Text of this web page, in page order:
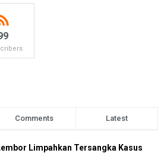
Comments Latest
Limpahkan Tersangka Kasus